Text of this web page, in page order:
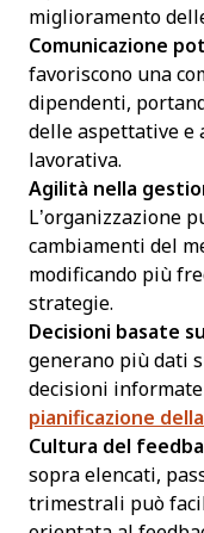
miglioramento
Comunicazione
favoriscono una
dipendenti,
delle aspettative e
lavorativa.
Agilità nella
L’organizzazione
cambiamenti del
modificando più
strategie.
Decisioni basate
generano più dati
decisioni
pianificazione
Cultura del
sopra elencati,
trimestrali può